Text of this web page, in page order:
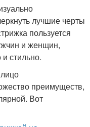
лучшие черты
пользуется
и женщин,
стильно.
преимуществ,
Вот